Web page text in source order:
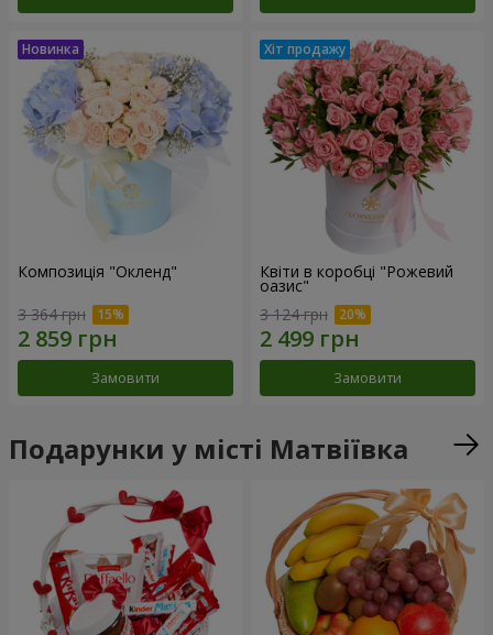
Композиція "Окленд"
3 364 грн
Замовити
Квіти в коробці "Рожевий
оазис"
3 124 грн
Замовити
Подарунки у місті Матвіївка